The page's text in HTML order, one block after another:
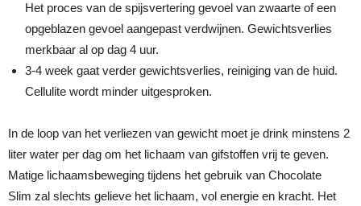
Het proces van de spijsvertering gevoel van zwaarte of een
opgeblazen gevoel aangepast verdwijnen. Gewichtsverlies
merkbaar al op dag 4 uur.
3-4 week gaat verder gewichtsverlies, reiniging van de huid.
Cellulite wordt minder uitgesproken.
In de loop van het verliezen van gewicht moet je drink minstens 2
liter water per dag om het lichaam van gifstoffen vrij te geven.
Matige lichaamsbeweging tijdens het gebruik van Chocolate
Slim zal slechts gelieve het lichaam, vol energie en kracht. Het